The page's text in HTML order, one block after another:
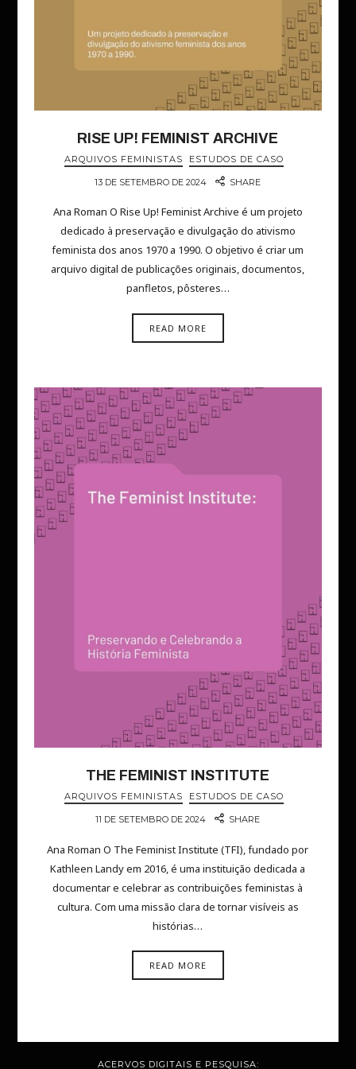
RISE UP! FEMINIST ARCHIVE
ARQUIVOS FEMINISTAS ESTUDOS DE CASO
13 DE SETEMBRO DE 2024 SHARE
Ana Roman O Rise Up! Feminist Archive é um projeto
dedicado à preservação e divulgação do ativismo
feminista dos anos 1970 a 1990. O objetivo é criar um
arquivo digital de publicações originais, documentos,
panfletos, pôsteres…
READ MORE
THE FEMINIST INSTITUTE
ARQUIVOS FEMINISTAS ESTUDOS DE CASO
11 DE SETEMBRO DE 2024 SHARE
Ana Roman O The Feminist Institute (TFI), fundado por
Kathleen Landy em 2016, é uma instituição dedicada a
documentar e celebrar as contribuições feministas à
cultura. Com uma missão clara de tornar visíveis as
histórias…
READ MORE
ACERVOS DIGITAIS E PESQUISA: